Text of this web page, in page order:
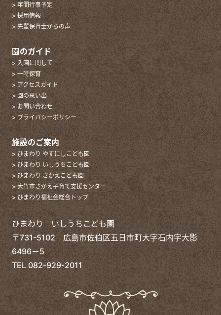
> 年間行事予定
> 採用情報
> 先輩保育士からの声
園のガイド
> 入園に関して
> 一時保育
> アクセスガイド
> 園の思い出
> お問い合わせ
> プライバシーポリシー
施設のご案内
> ひまわり やすにしこども園
> ひまわり いしうちこども園
> ひまわり さかえこども園
> 大竹市さかえ子育て支援センター
> ひまわり福祉会総合トップ
ひまわり いしうちこども園
〒731-5102 広島市佐伯区五日市町大字石内字大影
6496－5
TEL 082-929-2011